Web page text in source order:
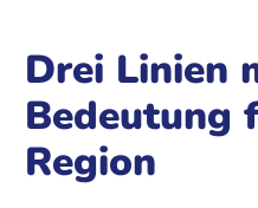
Drei Linien
Bedeutung
Region